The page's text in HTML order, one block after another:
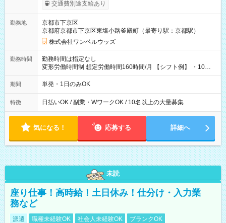
交通費別途支給あり
勤務地
京都市下京区
京都府京都市下京区東塩小路釜殿町（最寄り駅：京都駅）
株式会社ワンベルウッズ
勤務時間
勤務時間は指定なし
変形労働時間制 想定労働時間160時間/月 【シフト例】 ・10：
00～20：00
期間 単発・1日のみOK
特徴 日払いOK / 副業・WワークOK / 10名以上の大量募集
気になる！ 応募する 詳細へ
未読
座り仕事！高時給！土日休み！仕分け・入力業
務など
派遣 職種未経験OK 社会人未経験OK
ブランクOK